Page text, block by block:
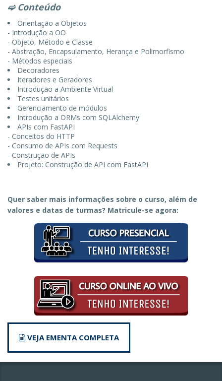
➫Conteúdo
Orientação a Objetos
- Introdução a OO
- Objeto, Método e Classe
- Abstração, Encapsulamento, Herança e Polimorfismo
- Métodos especiais
Decoradores
Iteradores e Geradores
Introdução a Ambiente Virtual
Testes unitários
Gerenciamento de módulos
Introdução a ORMs com SQLAlchemy
APIs com FastAPI
- Conceitos do HTTP
- Consumo de APIs com Requests
- Construção de APIs
Projeto: Construção de API com FastAPI
Quer saber mais informações sobre o curso, além de
valores e datas de turmas? Matricule-se agora:
VEJA EMENTA COMPLETA